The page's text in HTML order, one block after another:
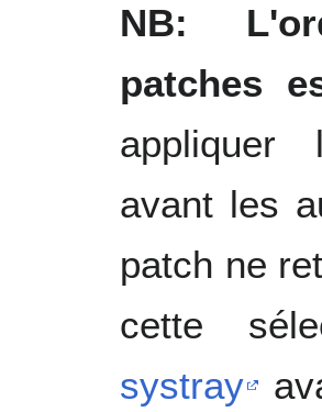
NB:
patches
appliquer
avant les
patch ne
cette
systray